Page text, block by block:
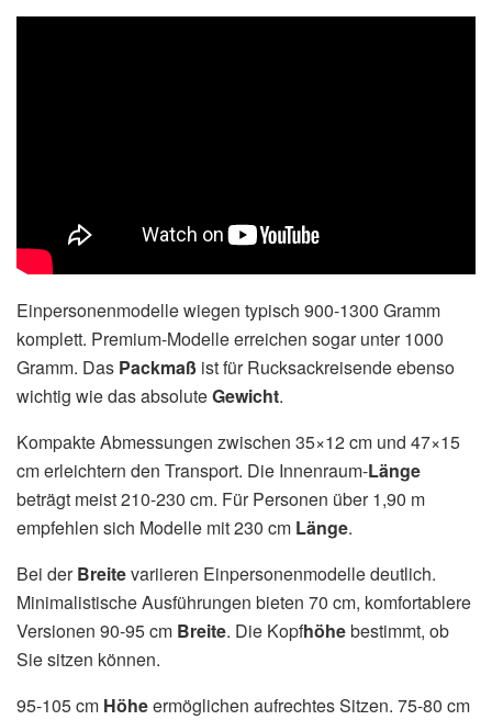
Einpersonenmodelle wiegen typisch 900-1300 Gramm
komplett. Premium-Modelle erreichen sogar unter 1000
Gramm. Das Packmaß ist für Rucksackreisende ebenso
wichtig wie das absoluteGewicht.
Kompakte Abmessungen zwischen 35×12 cm und 47×15
cm erleichtern den Transport. Die Innenraum-Länge
beträgt meist 210-230 cm. Für Personen über 1,90 m
empfehlen sich Modelle mit 230 cm Länge.
Bei derBreitevariieren Einpersonenmodelle deutlich.
Minimalistische Ausführungen bieten 70 cm, komfortablere
Versionen 90-95 cm Breite. Die Kopfhöhebestimmt, ob
Sie sitzen können.
95-105 cm Höheermöglichen aufrechtes Sitzen. 75-80 cm